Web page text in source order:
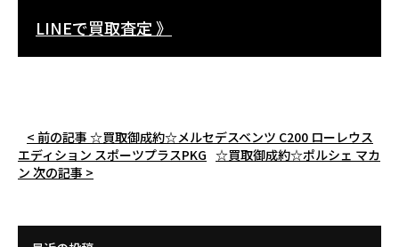
LINEで買取査定 》
< 前の記事 ☆買取御成約☆メルセデスベンツ C200 ローレウス
エディション スポーツプラスPKG ☆買取御成約☆ポルシェ マカ
ン 次の記事 >